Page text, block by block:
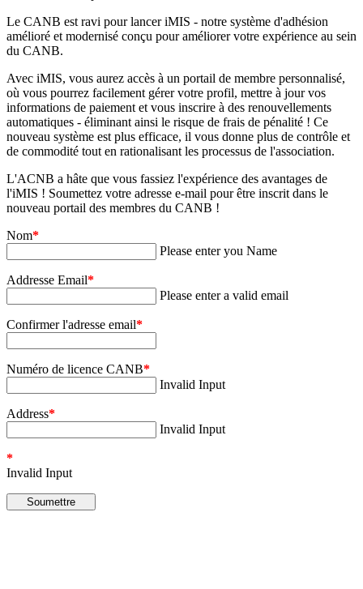
Le CANB est ravi pour lancer iMIS - notre système d'adhésion
amélioré et modernisé conçu pour améliorer votre expérience au sein
du CANB.
Avec iMIS, vous aurez accès à un portail de membre personnalisé,
où vous pourrez facilement gérer votre profil, mettre à jour vos
informations de paiement et vous inscrire à des renouvellements
automatiques - éliminant ainsi le risque de frais de pénalité ! Ce
nouveau système est plus efficace, il vous donne plus de contrôle et
de commodité tout en rationalisant les processus de l'association.
L'ACNB a hâte que vous fassiez l'expérience des avantages de
l'iMIS ! Soumettez votre adresse e-mail pour être inscrit dans le
nouveau portail des membres du CANB !
Nom*
Please enter you Name
Addresse Email*
Please enter a valid email
Confirmer l'adresse email*
Numéro de licence CANB*
Invalid Input
Address*
Invalid Input
*
Invalid Input
Soumettre